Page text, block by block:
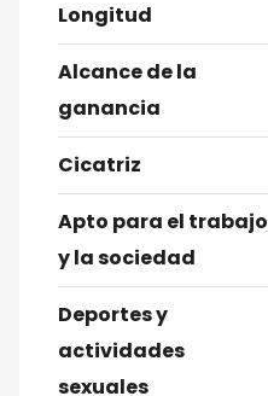
Longitud
Alcance de la
ganancia
Cicatriz
Apto para el trabajo
y la sociedad
Deportes y
actividades
sexuales